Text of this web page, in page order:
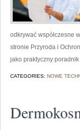
odkrywać współczesne
stronie Przyroda i
jako praktyczny
CATEGORIES: NOWE